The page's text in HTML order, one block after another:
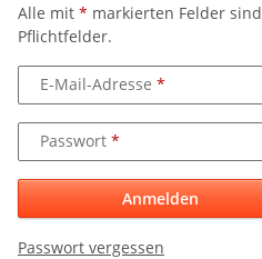
Alle mit * markierten Felder sind
Pflichtfelder.
E-Mail-Adresse
Passwort
Anmelden
Passwort vergessen